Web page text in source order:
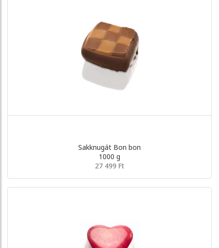
Sakknugát Bon bon
1000 g
27 499 Ft